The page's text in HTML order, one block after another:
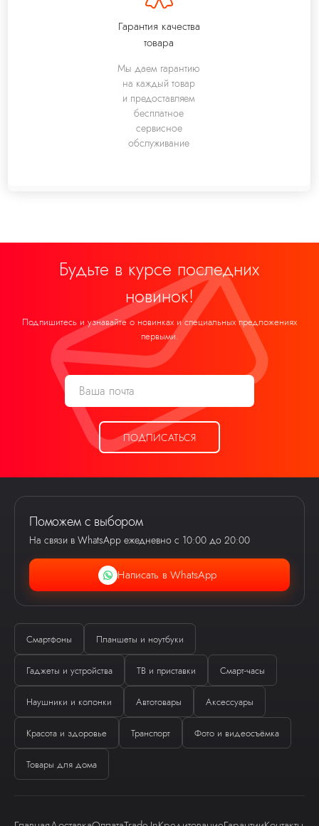
Гарантия качества
товара
Мы даем гарантию
на каждый товар
и предоставляем
бесплатное
сервисное
обслуживание
Будьте в курсе последних
новинок!
Подпишитесь и узнавайте о новинках и специальных предложениях
первыми.
ПОДПИСАТЬСЯ
Поможем с выбором
На связи в WhatsApp ежедневно с 10:00 до 20:00
Написать в WhatsApp
Смартфоны Планшеты и ноутбуки
Гаджеты и устройства ТВ и приставки Смарт-часы
Наушники и колонки Автотовары Аксессуары
Красота и здоровье Транспорт Фото и видеосъёмка
Товары для дома
Ева
виртуальный помощник